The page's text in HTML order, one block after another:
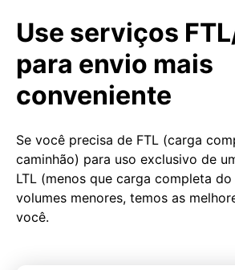
Use serviços
para envio mais
conveniente
Se você precisa de FTL (carga
caminhão) para uso exclusivo de
LTL (menos que carga completa
volumes menores, temos as
você.